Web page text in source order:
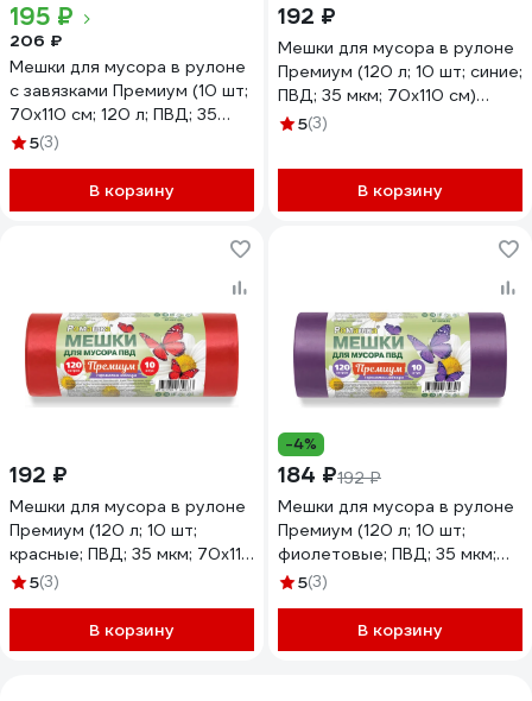
195 ₽
206 ₽
Мешки для мусора в рулоне
с завязками Премиум (10 шт;
70х110 см; 120 л; ПВД; 35
мкм; серые) Ромашка
5(3)
В корзину
192 ₽
Мешки для мусора в рулоне
Премиум (120 л; 10 шт; синие;
ПВД; 35 мкм; 70х110 см)
Ромашка ВР-0053(Б)
5(3)
В корзину
192 ₽
Мешки для мусора в рулоне
Премиум (120 л; 10 шт;
красные; ПВД; 35 мкм; 70x110
см) Ромашка ВР-0051(Б)
5(3)
В корзину
-4%
184 ₽192 ₽
Мешки для мусора в рулоне
Премиум (120 л; 10 шт;
фиолетовые; ПВД; 35 мкм;
70x110 см) Ромашка
5(3)
В корзину